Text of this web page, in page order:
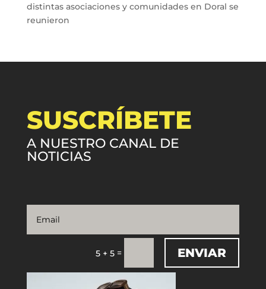
distintas asociaciones y comunidades en Doral se
reunieron
SUSCRÍBETE
A NUESTRO CANAL DE
NOTICIAS
5 + 5 = ENVIAR